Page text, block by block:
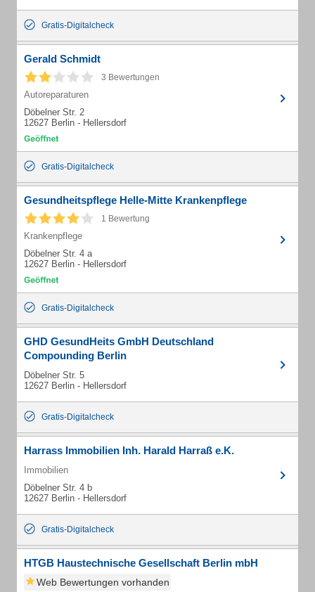
Gratis-Digitalcheck
Gerald Schmidt
3 Bewertungen
Autoreparaturen
Döbelner Str. 2
12627 Berlin - Hellersdorf
Gratis-Digitalcheck
Gesundheitspflege Helle-Mitte Krankenpflege
1 Bewertung
Krankenpflege
Döbelner Str. 4 a
12627 Berlin - Hellersdorf
Gratis-Digitalcheck
GHD GesundHeits GmbH Deutschland
Compounding Berlin
Döbelner Str. 5
12627 Berlin - Hellersdorf
Gratis-Digitalcheck
Harrass Immobilien Inh. Harald Harraß e.K.
Immobilien
Döbelner Str. 4 b
12627 Berlin - Hellersdorf
Gratis-Digitalcheck
HTGB Haustechnische Gesellschaft Berlin mbH
Web Bewertungen vorhanden